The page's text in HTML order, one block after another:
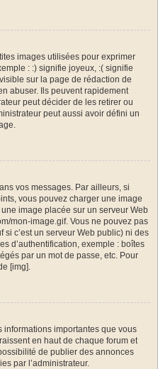
images utilisées pour exprimer
: :) signifie joyeux, :( signifie
sur la page de rédaction de
abuser. Ils peuvent rapidement
peut décider de les retirer ou
peut aussi avoir défini un
vos messages. Par ailleurs, si
vous pouvez charger une image
image placée sur un serveur Web
mon-image.gif. Vous ne pouvez pas
c’est un serveur Web public) ni des
d’authentification, exemple : boîtes
par un mot de passe, etc. Pour
[img].
importantes que vous
en haut de chaque forum et
de publier des annonces
par l’administrateur.